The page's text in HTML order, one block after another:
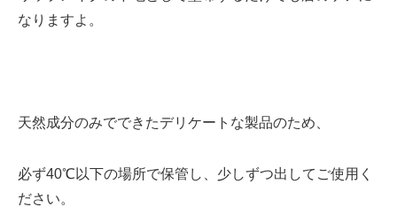
なりますよ。
天然成分のみでできたデリケートな製品のため、
必ず40℃以下の場所で保管し、少しずつ出してご使用く
ださい。